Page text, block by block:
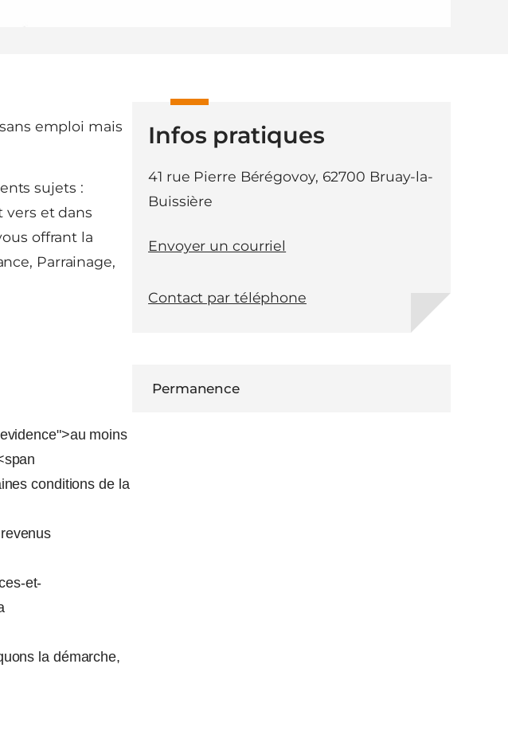
emploi mais
sujets :
et dans
offrant la
Parrainage,
moins
conditions de la
et-
la démarche,
Infos pratiques
41 rue Pierre Bérégovoy, 62700 Bruay-la-
Buissière
Envoyer un courriel
Contact par téléphone
Permanence